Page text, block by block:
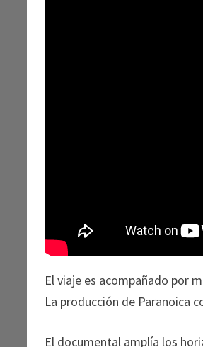
El viaje es acompañado por
La producción de Paranoica
El documental amplía los